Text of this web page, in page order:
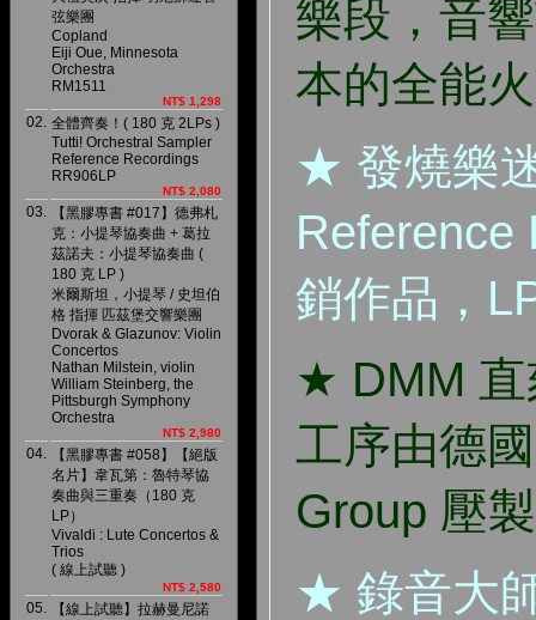
弦樂團
Copland
Eiji Oue, Minnesota
Orchestra
RM1511
NT$ 1,298
02. 全體齊奏！( 180 克 2LPs )
Tutti! Orchestral Sampler
Reference Recordings
RR906LP
NT$ 2,080
03.
【黑膠專書 #017】德弗札
克：小提琴協奏曲 + 葛拉
茲諾夫：小提琴協奏曲 (
180 克 LP )
米爾斯坦，小提琴 / 史坦伯
格 指揮 匹茲堡交響樂團
Dvorak & Glazunov: Violin
Concertos
Nathan Milstein, violin
William Steinberg, the
Pittsburgh Symphony
Orchestra
NT$ 2,980
04.
【黑膠專書 #058】【絕版
名片】韋瓦第：魯特琴協
奏曲與三重奏（180 克
LP）
Vivaldi : Lute Concertos &
Trios
( 線上試聽 )
NT$ 2,580
05.
【線上試聽】拉赫曼尼諾
樂段，音
本的全能
★ 發燒樂
Reference
銷作品，
★ DMM 直
工序由德
Group 壓
★ 錄音大